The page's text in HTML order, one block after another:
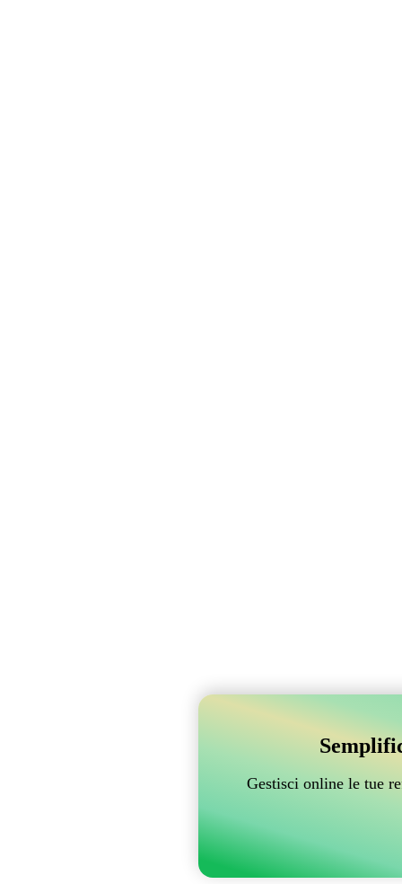
Gestisci online le tue